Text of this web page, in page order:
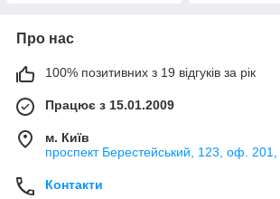
Про нас
100% позитивних з 19 відгуків за рік
Працює з 15.01.2009
м. Київ
проспект Берестейський, 123, оф. 201,
Контакти